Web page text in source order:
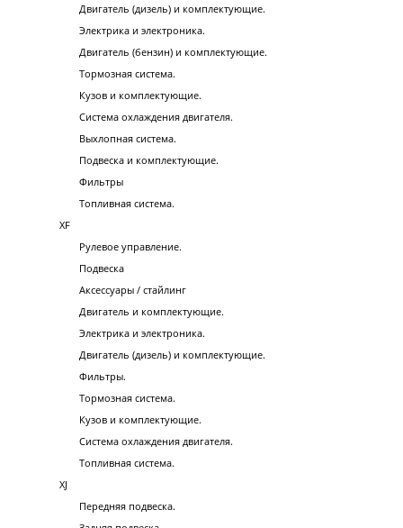
Двигатель (дизель) и комплектующие.
Электрика и электроника.
Двигатель (бензин) и комплектующие.
Тормозная система.
Кузов и комплектующие.
Система охлаждения двигателя.
Выхлопная система.
Подвеска и комплектующие.
Фильтры
Топливная система.
XF
Рулевое управление.
Подвеска
Аксессуары / стайлинг
Двигатель и комплектующие.
Электрика и электроника.
Двигатель (дизель) и комплектующие.
Фильтры.
Тормозная система.
Кузов и комплектующие.
Система охлаждения двигателя.
Топливная система.
XJ
Передняя подвеска.